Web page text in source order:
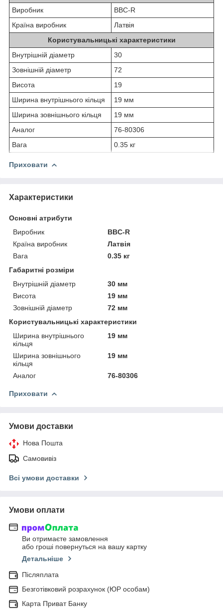
Виробник
BBC-R
Країна виробник
Латвія
Користувальницькі характеристики
Внутрішній діаметр
30
Зовнішній діаметр
72
Висота
19
Ширина внутрішнього кільця
19 мм
Ширина зовнішнього кільця
19 мм
Аналог
76-80306
Вага
0.35 кг
Приховати
Характеристики
Основні атрибути
Виробник
BBC-R
Країна виробник
Латвія
Вага
0.35 кг
Габаритні розміри
Внутрішній діаметр
30 мм
Висота
19 мм
Зовнішній діаметр
72 мм
Користувальницькі характеристики
Ширина внутрішнього
кільця
19 мм
Ширина зовнішнього
кільця
19 мм
Аналог 76-80306
Приховати
Умови доставки
Нова Пошта
Самовивіз
Всі умови доставки
Умови оплати
Ви отримаєте замовлення
або гроші повернуться на вашу картку
Детальніше
Післяплата
Безготівковий розрахунок (ЮР особам)
Карта Приват Банку